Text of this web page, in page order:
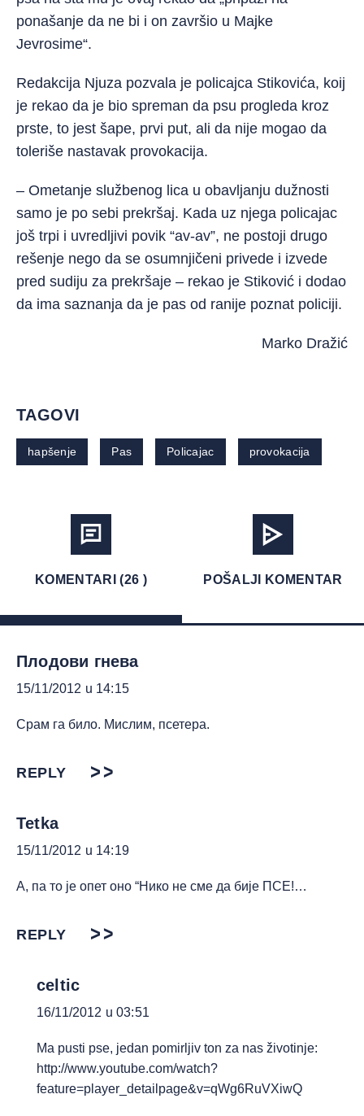
ponašanje da ne bi i on završio u Majke
Jevrosime“.
Redakcija Njuza pozvala je policajca Stikovića, koij
je rekao da je bio spreman da psu progleda kroz
prste, to jest šape, prvi put, ali da nije mogao da
toleriše nastavak provokacija.
– Ometanje službenog lica u obavljanju dužnosti
samo je po sebi prekršaj. Kada uz njega policajac
još trpi i uvredljivi povik “av-av”, ne postoji drugo
rešenje nego da se osumnjičeni privede i izvede
pred sudiju za prekršaje – rekao je Stiković i dodao
da ima saznanja da je pas od ranije poznat policiji.
Marko Dražić
TAGOVI
hapšenje Pas Policajac provokacija
KOMENTARI (26 ) POŠALJI KOMENTAR
Плодови гнева
15/11/2012 u 14:15
Срам га било. Мислим, псетера.
REPLY
Tetka
15/11/2012 u 14:19
А, па то је опет оно “Нико не сме да бије ПСЕ!…
REPLY
celtic
16/11/2012 u 03:51
Ma pusti pse, jedan pomirljiv ton za nas životinje:
http://www.youtube.com/watch?
feature=player_detailpage&v=qWg6RuVXiwQ